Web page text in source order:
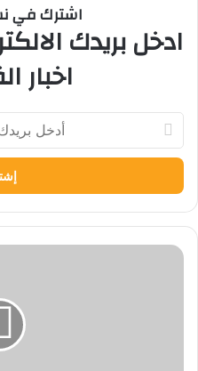
اشترك في
ادخل بريدك
اخبار
أدخل
بريدك
الإلكتروني
إشادة